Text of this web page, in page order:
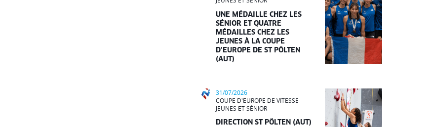
UNE MÉDAILLE CHEZ LES
SÉNIOR ET QUATRE
MÉDAILLES CHEZ LES
JEUNES À LA COUPE
D’EUROPE DE ST PÖLTEN
(AUT)
31/07/2026
COUPE D'EUROPE DE VITESSE
JEUNES ET SÉNIOR
DIRECTION ST PÖLTEN (AUT)